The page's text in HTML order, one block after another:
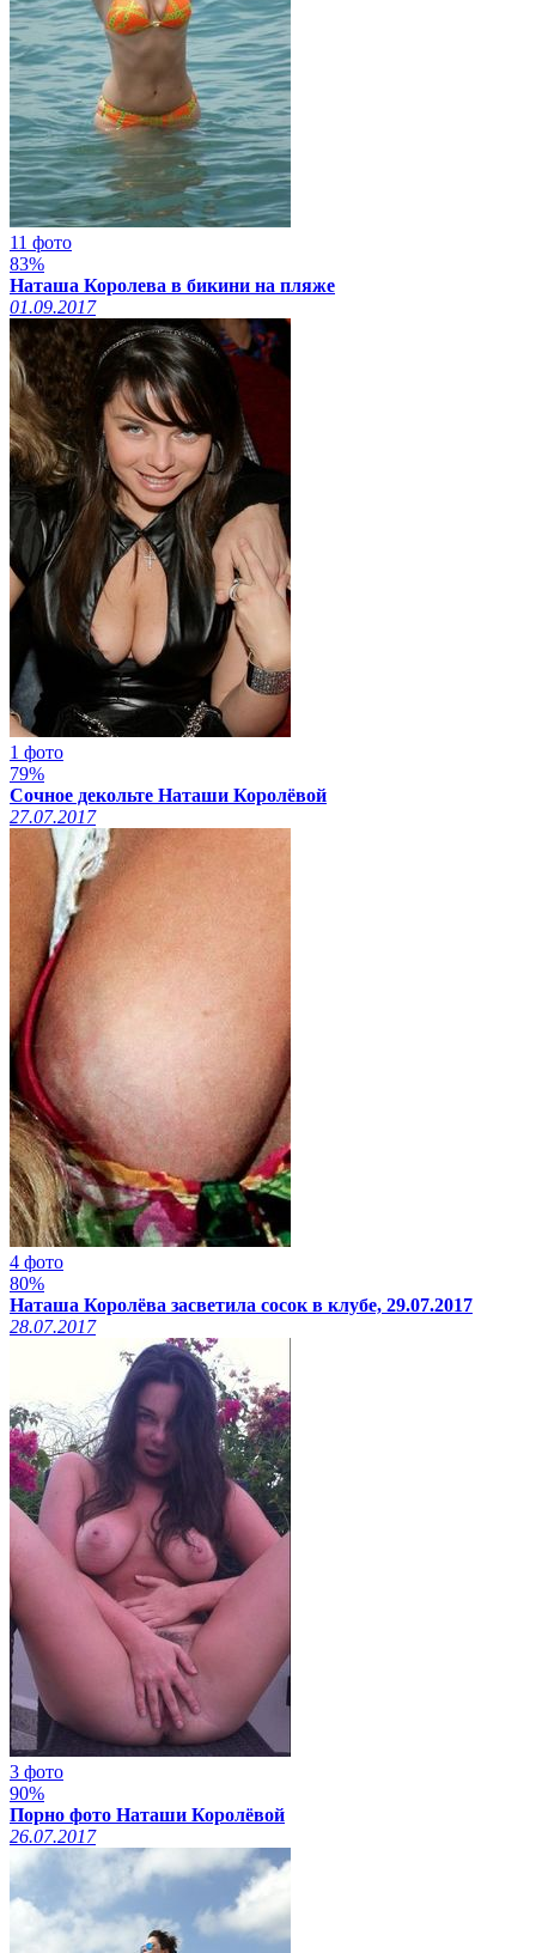
11 фото
83%
Наташа Королева в бикини на пляже
01.09.2017
1 фото
79%
Сочное декольте Наташи Королёвой
27.07.2017
4 фото
80%
Наташа Королёва засветила сосок в клубе, 29.07.2017
28.07.2017
3 фото
90%
Порно фото Наташи Королёвой
26.07.2017